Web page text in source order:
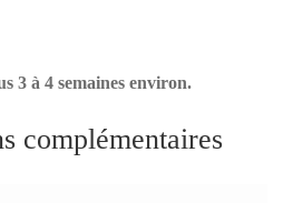
3 à 4 semaines environ.
complémentaires